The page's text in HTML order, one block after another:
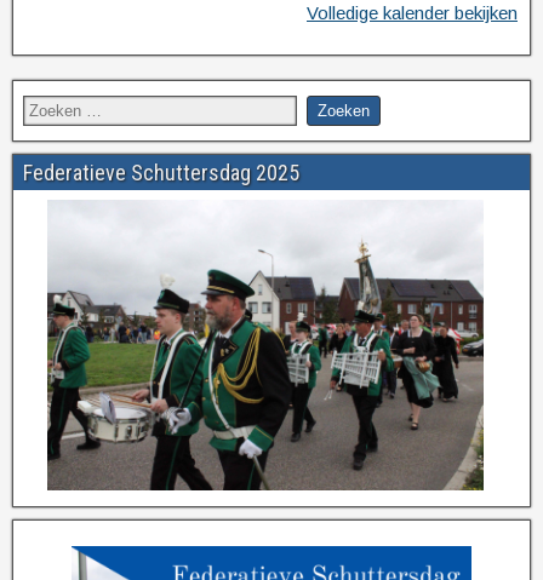
Volledige kalender bekijken
Federatieve Schuttersdag 2025